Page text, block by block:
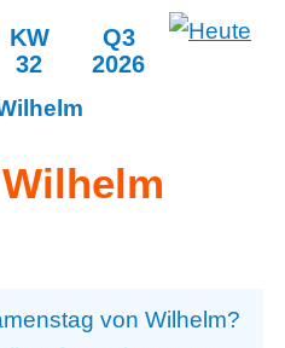
KW
32
Q3
2026
von Wilhelm?